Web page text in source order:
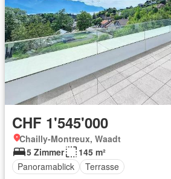
CHF 1'545'000
Chailly-Montreux, Waadt
5 Zimmer
145 m²
Panoramablick
Terrasse